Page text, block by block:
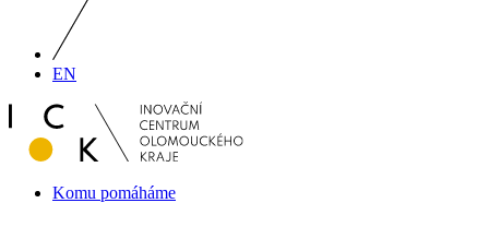
EN
Komu pomáháme